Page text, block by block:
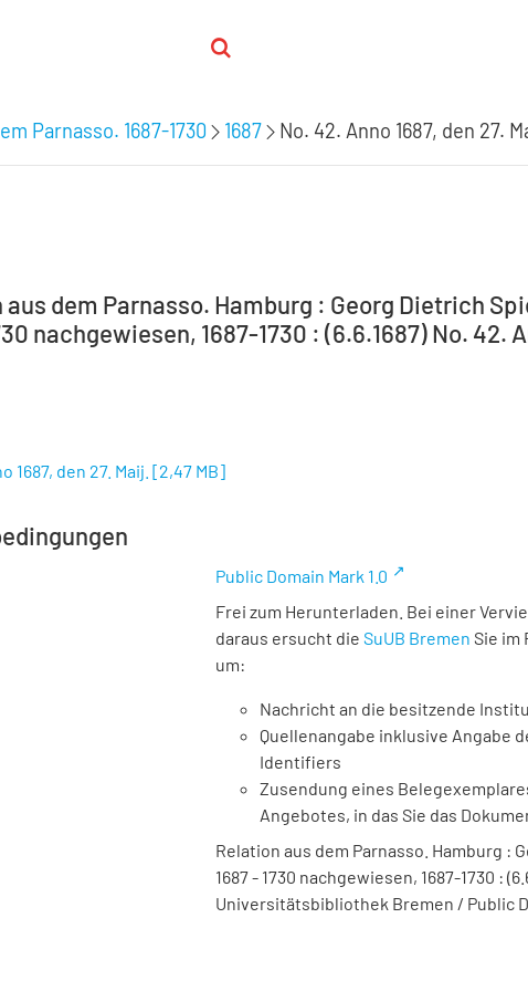
Parnasso. 1687-1730 1687 No. 42. Anno 1687, den 27.
aus dem Parnasso. Hamburg : Georg Dietrich
nachgewiesen, 1687-1730 : (6.6.1687) No. 42.
1687, den 27. Maij. [2,47 MB]
Public Domain Mark 1.0
Frei zum Herunterladen. Bei einer
daraus ersucht die SuUB Bremen Sie im
um:
Nachricht an die besitzende
Quellenangabe inklusive Angabe
Identifiers
Zusendung eines
Angebotes, in das Sie das
Relation aus dem Parnasso. Hamburg :
1687 - 1730 nachgewiesen, 1687-1730 :
Universitätsbibliothek Bremen / Public